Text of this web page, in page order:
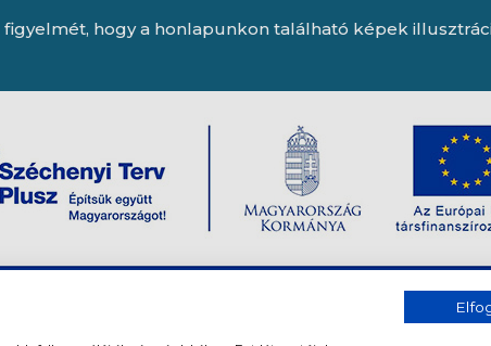
hogy a honlapunkon található képek